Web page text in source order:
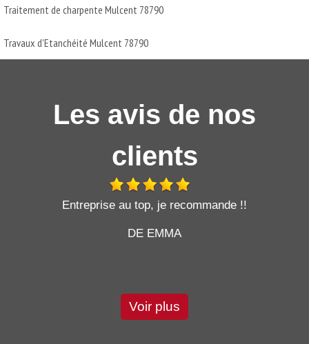
Traitement de charpente Mulcent 78790
Travaux d'Etanchéité Mulcent 78790
Les avis de nos
clients
Entreprise au top, je recommande !!
DE EMMA
Voir plus